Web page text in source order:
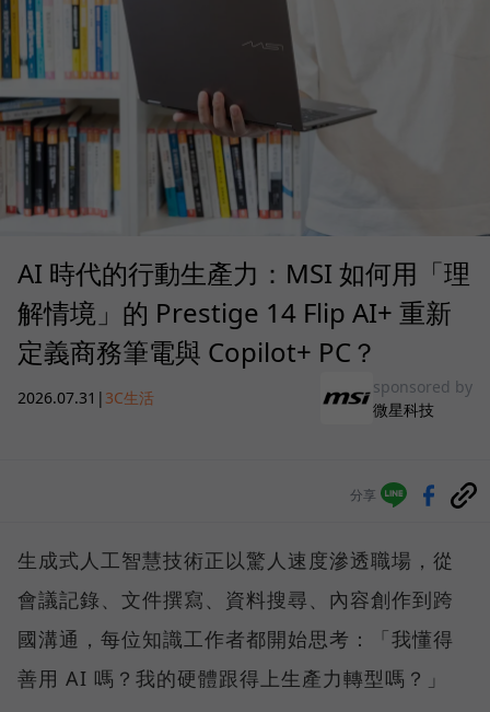
AI 時代的行動生產力：MSI 如何用「理
解情境」的 Prestige 14 Flip AI+ 重新
定義商務筆電與 Copilot+ PC？
2026.07.31 | 3C生活
sponsored by
微星科技
分享
生成式人工智慧技術正以驚人速度滲透職場，從
會議記錄、文件撰寫、資料搜尋、內容創作到跨
國溝通，每位知識工作者都開始思考：「我懂得
善用 AI 嗎？我的硬體跟得上生產力轉型嗎？」